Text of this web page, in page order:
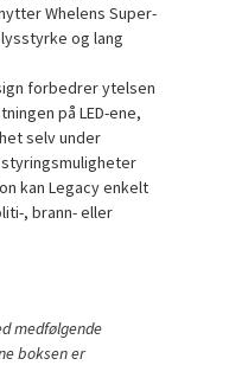
Whelens Super-
og lang
forbedrer ytelsen
på LED-ene,
selv under
kan Legacy enkelt
, brann- eller
medfølgende
boksen er